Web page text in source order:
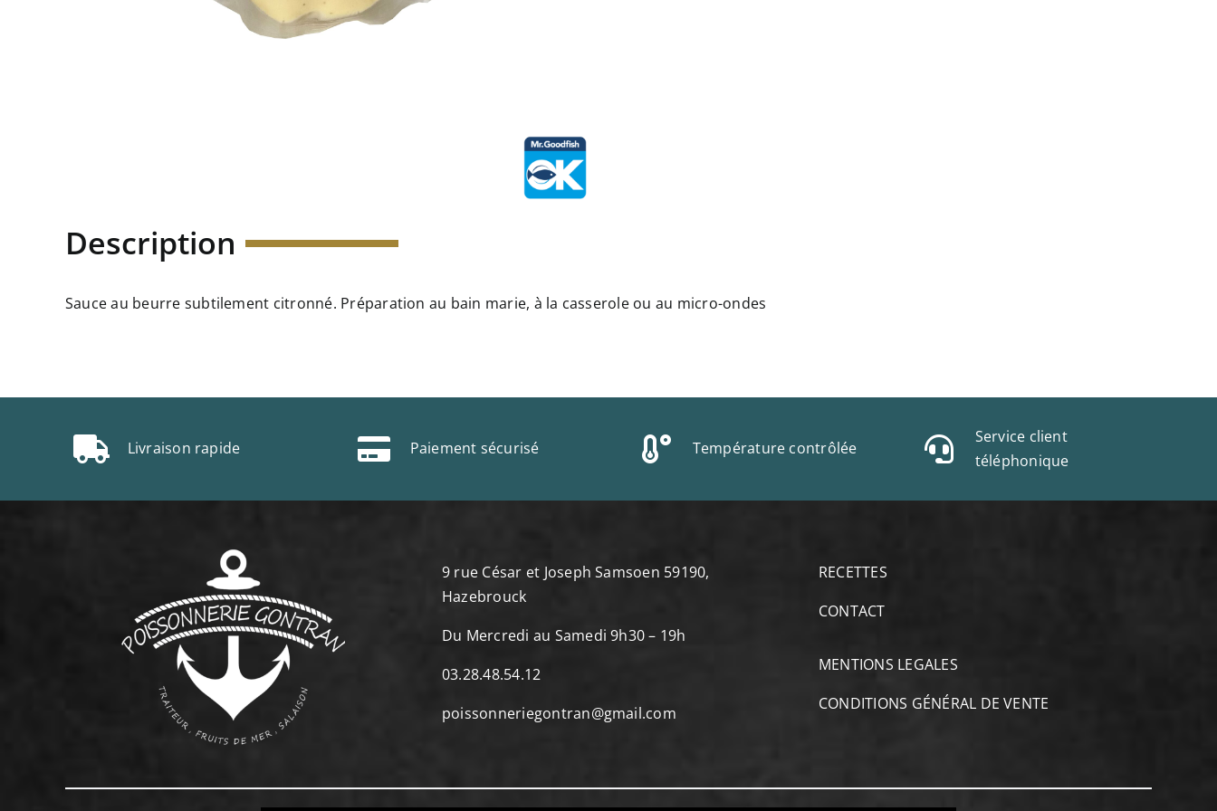
Description
Sauce au beurre subtilement citronné. Préparation au bain marie, à la casserole ou au micro-ondes
Livraison rapide Paiement sécurisé Température contrôlée
Service client
téléphonique
9 rue César et Joseph Samsoen 59190,
Hazebrouck
Du Mercredi au Samedi 9h30 – 19h
03.28.48.54.12
poissonneriegontran@gmail.com
RECETTES
CONTACT
MENTIONS LEGALES
CONDITIONS GÉNÉRAL DE VENTE